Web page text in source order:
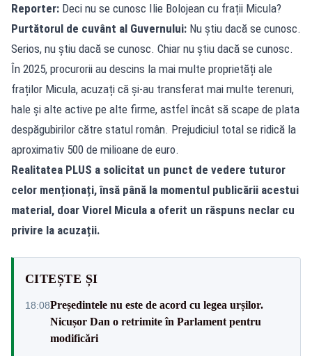
Reporter: Deci nu se cunosc Ilie Bolojean cu frații Micula?
Purtătorul de cuvânt al Guvernului: Nu știu dacă se cunosc.
Serios, nu știu dacă se cunosc. Chiar nu știu dacă se cunosc.
În 2025, procurorii au descins la mai multe proprietăți ale
fraților Micula, acuzați că și-au transferat mai multe terenuri,
hale și alte active pe alte firme, astfel încât să scape de plata
despăgubirilor către statul român. Prejudiciul total se ridică la
aproximativ 500 de milioane de euro.
Realitatea PLUS a solicitat un punct de vedere tuturor
celor menționați, însă până la momentul publicării acestui
material, doar Viorel Micula a oferit un răspuns neclar cu
privire la acuzații.
CITEȘTE ȘI
18:08Președintele nu este de acord cu legea urșilor.
Nicușor Dan o retrimite în Parlament pentru
modificări